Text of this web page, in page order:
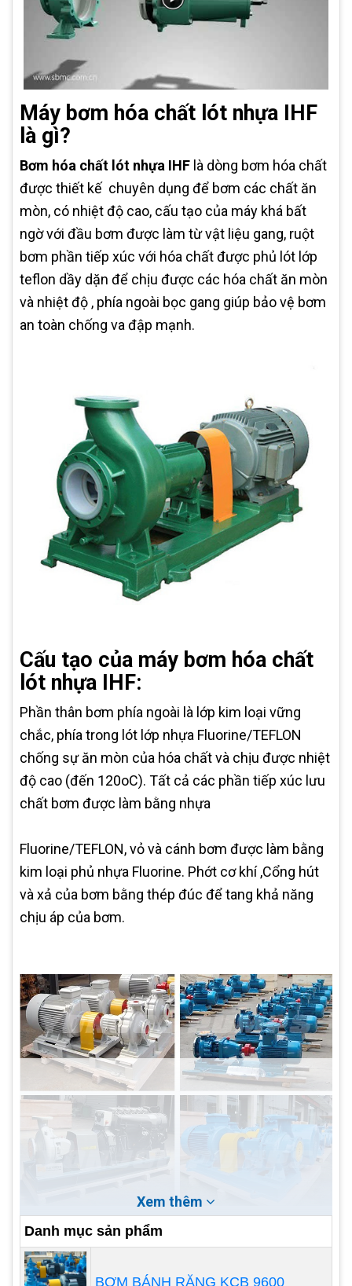
Máy bơm hóa chất lót nhựa IHF
là gì?
Bơm hóa chất lót nhựa IHF là dòng bơm hóa chất
được thiết kế chuyên dụng để bơm các chất ăn
mòn, có nhiệt độ cao, cấu tạo của máy khá bất
ngờ với đầu bơm được làm từ vật liệu gang, ruột
bơm phần tiếp xúc với hóa chất được phủ lót lớp
teflon dầy dặn để chịu được các hóa chất ăn mòn
và nhiệt độ , phía ngoài bọc gang giúp bảo vệ bơm
an toàn chống va đập mạnh.
Cấu tạo của máy bơm hóa chất
lót nhựa IHF:
Phần thân bơm phía ngoài là lớp kim loại vững
chắc, phía trong lót lớp nhựa Fluorine/TEFLON
chống sự ăn mòn của hóa chất và chịu được nhiệt
độ cao (đến 120oC). Tất cả các phần tiếp xúc lưu
chất bơm được làm bằng nhựa
Fluorine/TEFLON, vỏ và cánh bơm được làm bằng
kim loại phủ nhựa Fluorine. Phớt cơ khí ,Cổng hút
và xả của bơm bằng thép đúc để tang khả năng
chịu áp của bơm.
Bơm IHF có ưu điểm là chống hóa chất ăn mòn
Xem thêm
Danh mục sản phẩm
BƠM BÁNH RĂNG KCB 9600